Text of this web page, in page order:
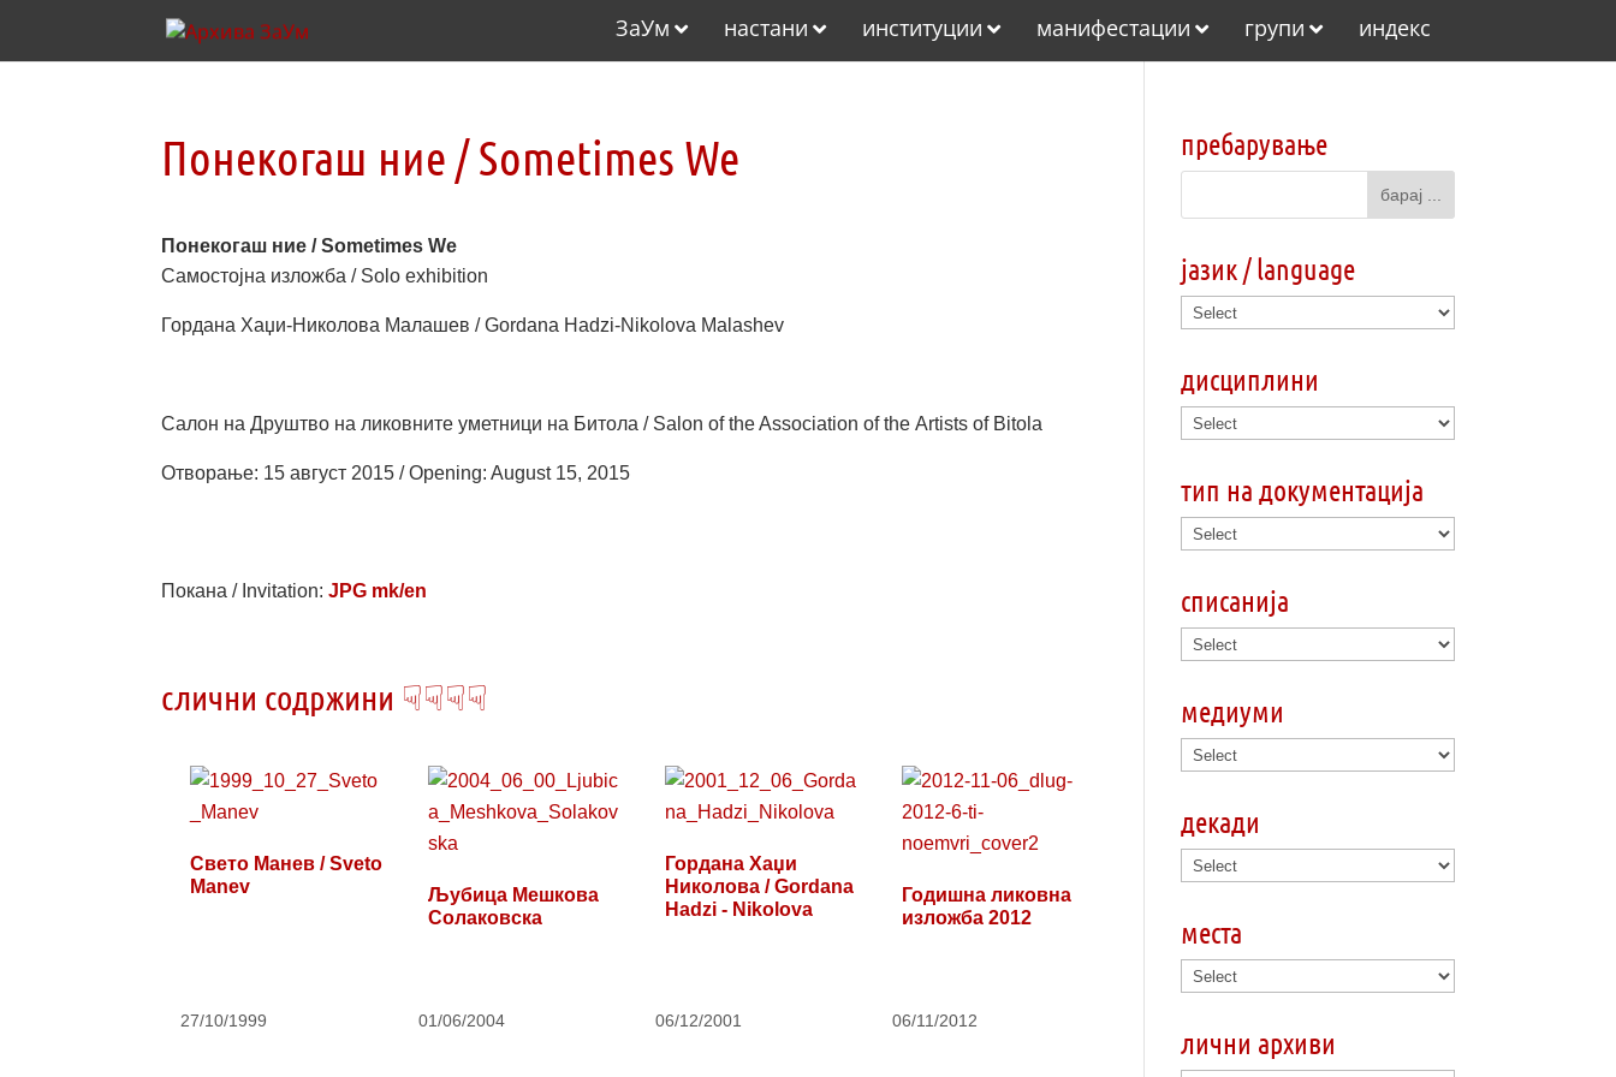
ЗаУм настани институции манифестации групи индекс
Понекогаш ние / Sometimes We
Понекогаш ние / Sometimes We
Самостојна изложба / Solo exhibition
Гордана Хаџи-Николова Малашев / Gordana Hadzi-Nikolova Malashev
Салон на Друштво на ликовните уметници на Битола / Salon of the Association of the Artists of Bitola
Отворање: 15 август 2015 / Opening: August 15, 2015
Покана / Invitation:JPG mk/en
слични содржини ☟☟☟☟
Свето Манев / Sveto
Manev
27/10/1999
Љубица Мешкова
Солаковска
01/06/2004
Гордана Хаџи
Николова / Gordana
Hadzi - Nikolova
06/12/2001
Годишна ликовна
изложба 2012
06/11/2012
пребарување
јазик / language
дисциплини
тип на документација
списанија
медиуми
декади
места
лични архиви